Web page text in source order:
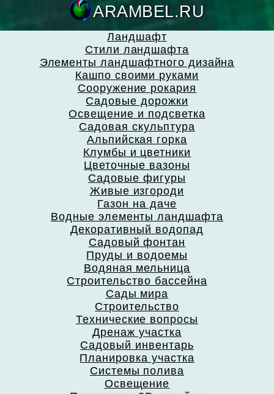
Ландшафт
Стили ландшафта
Элементы ландшафтного дизайна
Кашпо своими руками
Сооружение рокария
Садовые дорожки
Освещение и подсветка
Садовая скульптура
Альпийская горка
Клумбы и цветники
Цветочные вазоны
Садовые фигуры
Живые изгороди
Газон на даче
Водные элементы ландшафта
Декоративный водопад
Садовый фонтан
Пруды и водоемы
Водяная мельница
Строительство бассейна
Сады мира
Строительство
Технические вопросы
Дренаж участка
Садовый инвентарь
Планировка участка
Системы полива
Освещение